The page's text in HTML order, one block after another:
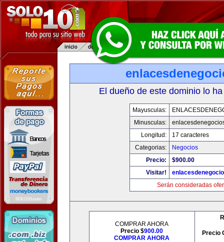
El dueño de este dominio lo
Mayusculas:
Minusculas:
Longitud:
17 caracteres
Categorias:
Negocios
Precio:
$900.00
Visitar!
Serán consideradas
COMPRAR AHORA
Precio $900.00
COMPRAR AHORA
Precio